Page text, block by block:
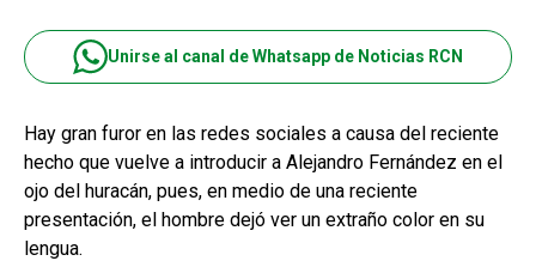
Unirse al canal de Whatsapp de Noticias RCN
Hay gran furor en las redes sociales a causa del reciente
hecho que vuelve a introducir a Alejandro Fernández en el
ojo del huracán, pues, en medio de una reciente
presentación, el hombre dejó ver un extraño color en su
lengua.